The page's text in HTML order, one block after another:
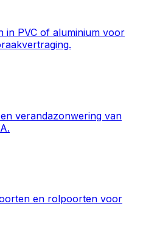
PVC of aluminium voor
verandazonwering van
en rolpoorten voor